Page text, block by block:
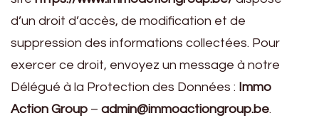
d’un droit d’accès, de modification et de
suppression des informations collectées. Pour
exercer ce droit, envoyez un message à notre
Délégué à la Protection des Données : Immo
Action Group – admin@immoactiongroup.be.